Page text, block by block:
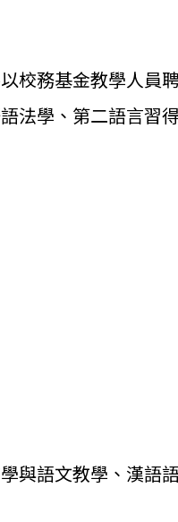
校務基金教學人員
法學、第二語言習
與語文教學、漢語